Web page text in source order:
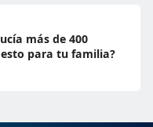
más de 400
para tu familia?